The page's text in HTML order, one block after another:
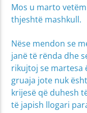
Mos u marto
thjeshtë mashkull.
Nëse mendon se
janë të rënda dhe
rikujtoj se martesa
gruaja jote nuk
krijesë që duhesh
të japish llogari